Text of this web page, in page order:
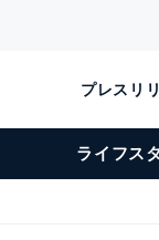
プレスリ
ライフス